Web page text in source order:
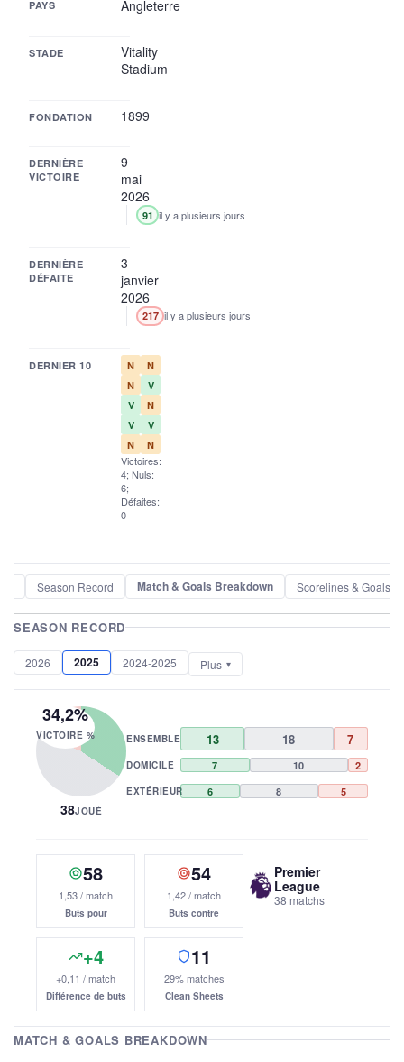
PAYS Angleterre
STADE
Vitality
Stadium
FONDATION 1899
DERNIÈRE
VICTOIRE
9
mai
2026
91 il y a plusieurs jours
DERNIÈRE
DÉFAITE
3
janvier
2026
217 il y a plusieurs jours
DERNIER 10 N
N
N
V
V
N
V
V
N
N
Victoires:
4; Nuls:
6;
Défaites:
0
Season Record Match & Goals Breakdown Scorelines & Goals
SEASON RECORD
2026 2025 2024-2025 Plus
34,2%
VICTOIRE %
38JOUÉ
ENSEMBLE 13 18 7
DOMICILE 7 10 2
EXTÉRIEUR 6 8 5
58
1,53 / match
Buts pour
54
1,42 / match
Buts contre
+4
+0,11 / match
Différence de buts
11
29% matches
Clean Sheets
Premier
League
38 matchs
MATCH & GOALS BREAKDOWN